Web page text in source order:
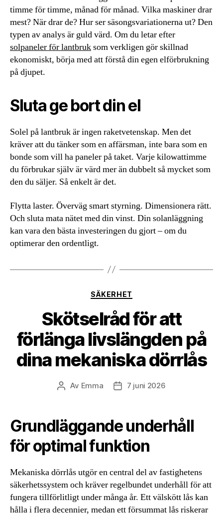
timme för timme, månad för månad. Vilka maskiner drar
mest? När drar de? Hur ser säsongsvariationerna ut? Den
typen av analys är guld värd. Om du letar efter
solpaneler för lantbruksom verkligen gör skillnad
ekonomiskt, börja med att förstå din egen elförbrukning
på djupet.
Sluta ge bort din el
Solel på lantbruk är ingen raketvetenskap. Men det
kräver att du tänker som en affärsman, inte bara som en
bonde som vill ha paneler på taket. Varje kilowattimme
du förbrukar själv är värd mer än dubbelt så mycket som
den du säljer. Så enkelt är det.
Flytta laster. Överväg smart styrning. Dimensionera rätt.
Och sluta mata nätet med din vinst. Din solanläggning
kan vara den bästa investeringen du gjort – om du
optimerar den ordentligt.
Kategorier
SÄKERHET
Skötselråd för att
förlänga livslängden på
dina mekaniska dörrlås
Inläggsförfattare
Av Emma Inläggsdatum
7 juni 2026
Grundläggande underhåll
för optimal funktion
Mekaniska dörrlås utgör en central del av fastighetens
säkerhetssystem och kräver regelbundet underhåll för att
fungera tillförlitligt under många år. Ett välskött lås kan
hålla i flera decennier, medan ett försummat lås riskerar